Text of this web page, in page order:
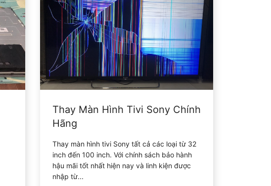
Thay Màn Hình Tivi Sony Chính
Hãng
Thay màn hình tivi Sony tất cả các loại từ 32
inch đến 100 inch. Với chính sách bảo hành
hậu mãi tốt nhất hiện nay và linh kiện được
nhập từ...